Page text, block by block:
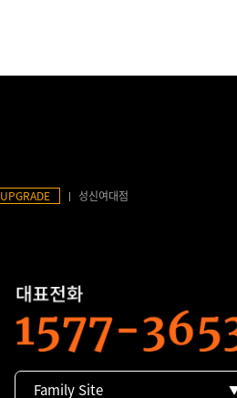
UPGRADE 성신여대점
Family Site